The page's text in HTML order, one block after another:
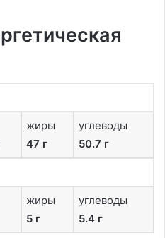
жиры
47 г
углеводы
50.7 г
жиры
5 г
углеводы
5.4 г